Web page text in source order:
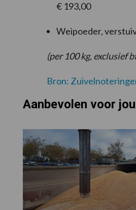
€ 193,00
Weipoeder,
(per 100 kg, exclusief
Bron:
Aanbevolen voor